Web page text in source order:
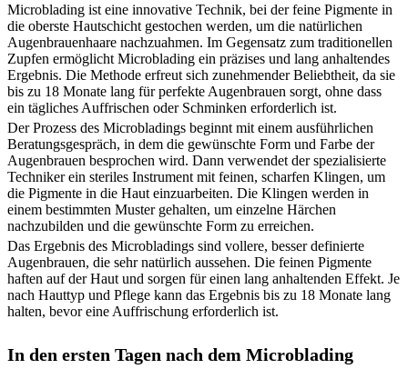
Microblading ist eine innovative Technik, bei der feine Pigmente in
die oberste Hautschicht gestochen werden, um die natürlichen
Augenbrauenhaare nachzuahmen. Im Gegensatz zum traditionellen
Zupfen ermöglicht Microblading ein präzises und lang anhaltendes
Ergebnis. Die Methode erfreut sich zunehmender Beliebtheit, da sie
bis zu 18 Monate lang für perfekte Augenbrauen sorgt, ohne dass
ein tägliches Auffrischen oder Schminken erforderlich ist.
Der Prozess des Microbladings beginnt mit einem ausführlichen
Beratungsgespräch, in dem die gewünschte Form und Farbe der
Augenbrauen besprochen wird. Dann verwendet der spezialisierte
Techniker ein steriles Instrument mit feinen, scharfen Klingen, um
die Pigmente in die Haut einzuarbeiten. Die Klingen werden in
einem bestimmten Muster gehalten, um einzelne Härchen
nachzubilden und die gewünschte Form zu erreichen.
Das Ergebnis des Microbladings sind vollere, besser definierte
Augenbrauen, die sehr natürlich aussehen. Die feinen Pigmente
haften auf der Haut und sorgen für einen lang anhaltenden Effekt. Je
nach Hauttyp und Pflege kann das Ergebnis bis zu 18 Monate lang
halten, bevor eine Auffrischung erforderlich ist.
In den ersten Tagen nach dem Microblading